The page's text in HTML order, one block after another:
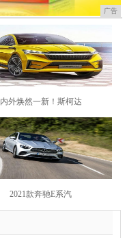
广告
内外焕然一新！斯柯达
2021款奔驰E系汽